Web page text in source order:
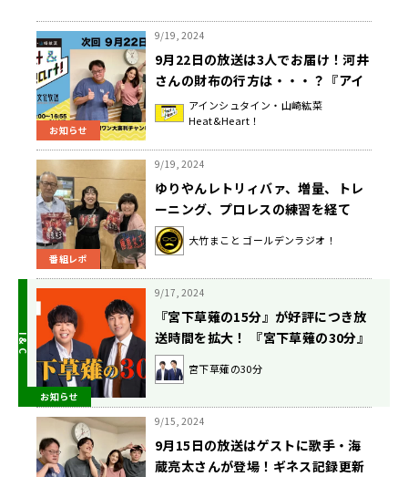
お知らせ
9/19, 2024
9月22日の放送は3人でお届け！河井
さんの財布の行方は・・・？『アイ
ンシュタイン・山崎紘菜
Heat&Heart!』
アインシュタイン・山崎紘菜
Heat&Heart！
番組レポ
9/19, 2024
ゆりやんレトリィバァ、増量、トレ
ーニング、プロレスの練習を経て
「極悪女王」に！
大竹まこと ゴールデンラジオ！
お知らせ
9/17, 2024
『宮下草薙の15分』が好評につき放
送時間を拡大！ 『宮下草薙の30分』
としてリニューアル!! 10月4日（金）
～
宮下草薙の30分
9/15, 2024
9月15日の放送はゲストに歌手・海
蔵亮太さんが登場！ギネス記録更新